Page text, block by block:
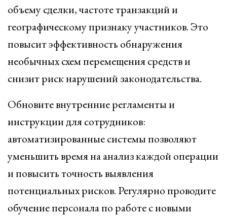
объему сделки, частоте транзакций и
географическому признаку участников. Это
повысит эффективность обнаружения
необычных схем перемещения средств и
снизит риск нарушений законодательства.
Обновите внутренние регламенты и
инструкции для сотрудников:
автоматизированные системы позволяют
уменьшить время на анализ каждой операции
и повысить точность выявления
потенциальных рисков. Регулярно проводите
обучение персонала по работе с новыми